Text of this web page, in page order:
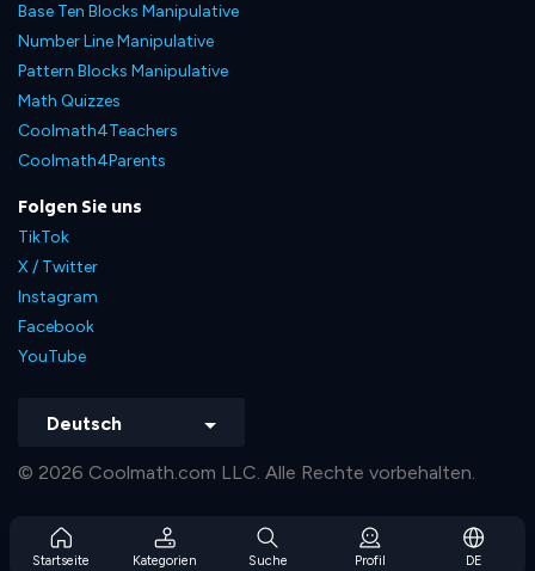
Startseite Kategorien Suche Profil DE
Base Ten Blocks Manipulative
Number Line Manipulative
Pattern Blocks Manipulative
Math Quizzes
Coolmath4Teachers
Coolmath4Parents
Folgen Sie uns
TikTok
X / Twitter
Instagram
Facebook
YouTube
Deutsch
© 2026 Coolmath.com LLC. Alle Rechte vorbehalten.